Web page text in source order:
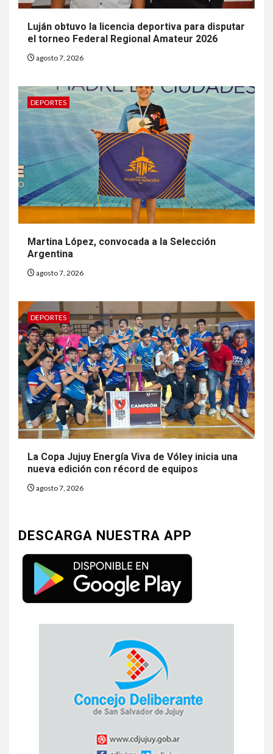
Luján obtuvo la licencia deportiva para disputar
el torneo Federal Regional Amateur 2026
agosto 7, 2026
DEPORTES
Martina López, convocada a la Selección
Argentina
agosto 7, 2026
DEPORTES
La Copa Jujuy Energía Viva de Vóley inicia una
nueva edición con récord de equipos
agosto 7, 2026
DESCARGA NUESTRA APP